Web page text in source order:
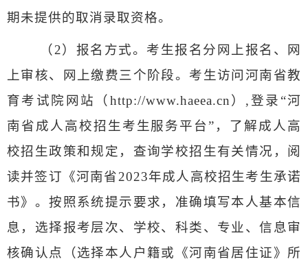
期未提供的取消录取资格。
（2） 报名方式。 考生报名分网上报名、网
上审核、网上缴费三个阶段。考生访问河南省教
育考试院网站（http://www.haeea.cn） ,登录“河
南省成人高校招生考生服务平台”，了解成人高
校招生政策和规定，查询学校招生有关情况，阅
读并签订《河南省2023年成人高校招生考生承诺
书》。按照系统提示要求，准确填写本人基本信
息，选择报考层次、学校、科类、专业、信息审
核确认点（选择本人户籍或《河南省居住证》所